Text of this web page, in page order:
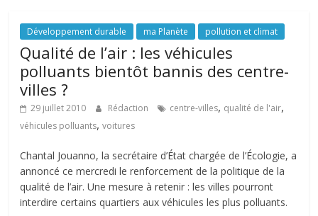
Développement durable ma Planète pollution et climat
Qualité de l’air : les véhicules
polluants bientôt bannis des centre-
villes ?
29 juillet 2010 Rédaction centre-villes, qualité de l'air,
véhicules polluants,voitures
Chantal Jouanno, la secrétaire d’État chargée de l’Écologie, a
annoncé ce mercredi le renforcement de la politique de la
qualité de l’air. Une mesure à retenir : les villes pourront
interdire certains quartiers aux véhicules les plus polluants.